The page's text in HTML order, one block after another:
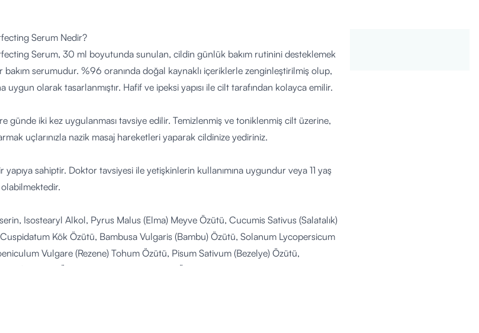
Serum Nedir?
Serum, 30 ml boyutunda sunulan, cildin günlük bakım rutinini desteklemek
bakım serumudur. %96 oranında doğal kaynaklı içeriklerle zenginleştirilmiş olup,
uygun olarak tasarlanmıştır. Hafif ve ipeksi yapısı ile cilt tarafından kolayca emilir.
günde iki kez uygulanması tavsiye edilir. Temizlenmiş ve toniklenmiş cilt üzerine,
uçlarınızla nazik masaj hareketleri yaparak cildinize yediriniz.
sahiptir. Doktor tavsiyesi ile yetişkinlerin kullanımına uygundur veya 11 yaş
Isostearyl Alkol, Pyrus Malus (Elma) Meyve Özütü, Cucumis Sativus (Salatalık)
Kök Özütü, Bambusa Vulgaris (Bambu) Özütü, Solanum Lycopersicum
Vulgare (Rezene) Tohum Özütü, Pisum Sativum (Bezelye) Özütü,
Yaprağı Özütü, Laminaria Saccharina Özütü, Hibiscus Sabdariffa Çiçek